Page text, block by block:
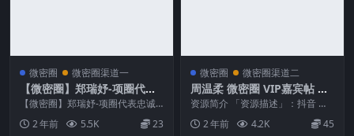
微密圈 微密圈渠道一
【微密圈】郑瑞妤-项圈代表
忠诚
【微密圈】郑瑞妤-项圈代表忠诚
资源简介 「资源名称」：【微密
圈】郑瑞妤-项圈代...
2 年前 5.5K 23
微密圈 微密圈渠道二
周温柔 微密圈 VIP嘉宾帖 N
O.074期 最新至：2024.9.19
资源简介 「资源描述」：抖音 周
温柔 微密圈 VIP嘉宾帖 NO.074期
【1...2 年前 4.2K 45